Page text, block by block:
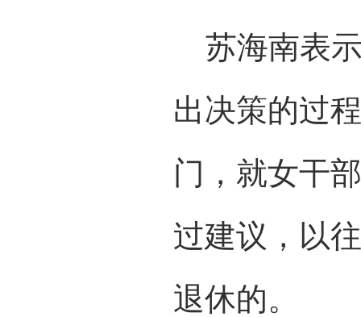
苏海南表示
出决策的过
门，就女干
过建议，以
退休的。